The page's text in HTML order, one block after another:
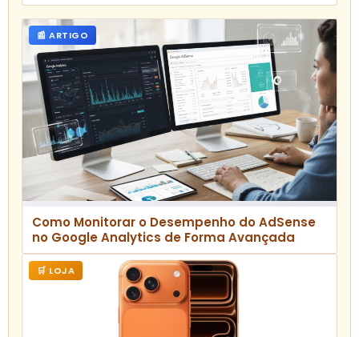
📰 ARTIGO
Como Monitorar o Desempenho do AdSense
no Google Analytics de Forma Avançada
🛒 LOJA